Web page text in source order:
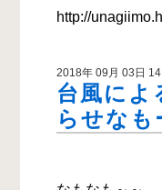
http://
2018年 09月 03日
台風によ
らせなも